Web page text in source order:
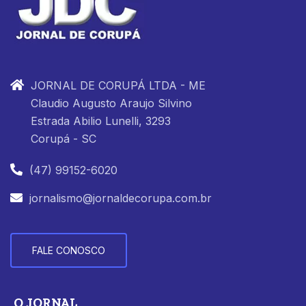
JORNAL DE CORUPÁ LTDA - ME
Claudio Augusto Araujo Silvino
Estrada Abilio Lunelli, 3293
Corupá - SC
(47) 99152-6020
jornalismo@jornaldecorupa.com.br
FALE CONOSCO
O JORNAL